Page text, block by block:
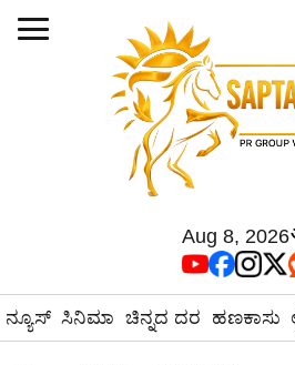
Aug 8, 2026
ನ್ಯೂಸ್ ಸಿನಿಮಾ ಚಿನ್ನದ ದರ ಹಣಕಾಸು